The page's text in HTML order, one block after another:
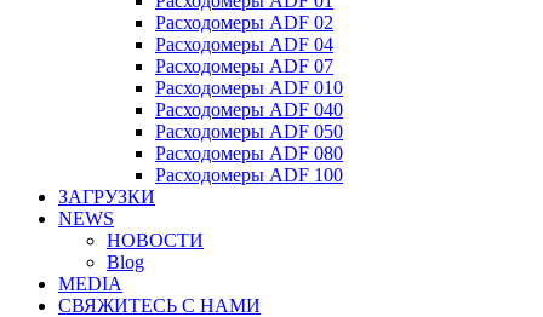
Расходомеры ADF 02
Расходомеры ADF 04
Расходомеры ADF 07
Расходомеры ADF 010
Расходомеры ADF 040
Расходомеры ADF 050
Расходомеры ADF 080
Расходомеры ADF 100
ЗАГРУЗКИ
NEWS
НОВОСТИ
Blog
MEDIA
СВЯЖИТЕСЬ С НАМИ